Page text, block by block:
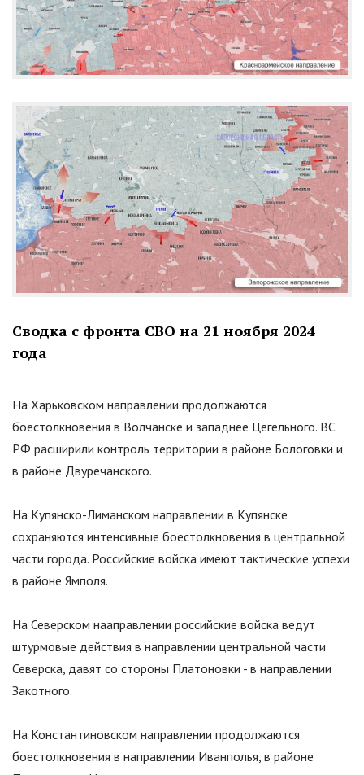
Сводка с фронта СВО на 21 ноября 2024
года
На Харьковском направлении продолжаются
боестолкновения в Волчанске и западнее Цегельного. ВС
РФ расширили контроль территории в районе Бологовки и
в районе Двуречанского.
На Купянско-Лиманском направлении в Купянске
сохраняются интенсивные боестолкновения в центральной
части города. Российские войска имеют тактические успехи
в районе Ямполя.
На Северском нааправлении российские войска ведут
штурмовые действия в направлении центральной части
Северска, давят со стороны Платоновки - в направлении
Закотного.
На Константиновском направлении продолжаются
боестолкновения в направлении Иванполья, в районе